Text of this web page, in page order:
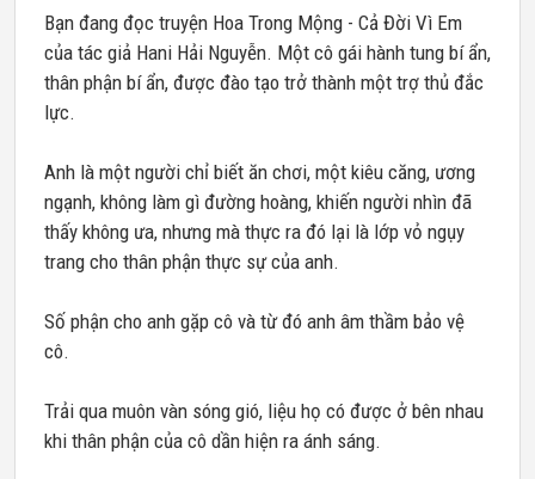
Bạn đang đọc truyện Hoa Trong Mộng - Cả Đời Vì Em
của tác giả Hani Hải Nguyễn. Một cô gái hành tung bí ẩn,
thân phận bí ẩn, được đào tạo trở thành một trợ thủ đắc
lực.
Anh là một người chỉ biết ăn chơi, một kiêu căng, ương
ngạnh, không làm gì đường hoàng, khiến người nhìn đã
thấy không ưa, nhưng mà thực ra đó lại là lớp vỏ ngụy
trang cho thân phận thực sự của anh.
Số phận cho anh gặp cô và từ đó anh âm thầm bảo vệ
cô.
Trải qua muôn vàn sóng gió, liệu họ có được ở bên nhau
khi thân phận của cô dần hiện ra ánh sáng.